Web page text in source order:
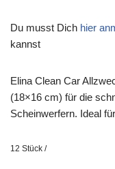
Du musst Dich hier
kannst
Elina Clean Car
(18×16 cm) für die
Scheinwerfern. Ideal
12 Stück /